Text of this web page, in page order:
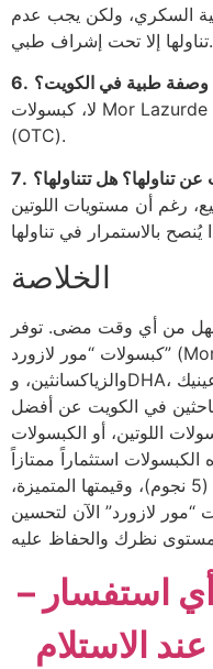
السكري، ولكن يجب عدم
تناولها إلا تحت إشراف طبي.
6. طبية في الكويت؟
لا، كبسولات Mor Lazurde متاحة للشراء دون وصفة طبية
(OTC).
7. تناولها؟ هل تتناولها؟
رغم أن مستويات اللوتين
الخلاصة
من أي وقت مضى. توفر
كبسولات “مور لازورد” (Mor Lazurde) مزيجاً من اللوتين،
والزياكسانثين، وDHA، والزنك، ومضادات الأكسدة لحماية عينيك
في الكويت عن أفضل
اللوتين، أو الكبسولات
استثماراً ممتازاً
لصحة عينيك بفضل تقييماتها العالية (5 نجوم)، وقيمتها المتميزة،
“مور لازورد” الآن لتحسين
استفسار –
الاستلام